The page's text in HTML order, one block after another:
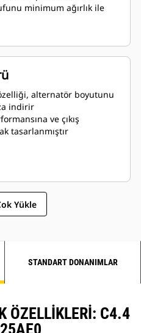
minimum ağırlık ile
alternatör boyutunu
indirir
ve çıkış
tasarlanmıştır
Yükle
STANDART DONANIMLAR
ÖZELLIKLERI: C4.4